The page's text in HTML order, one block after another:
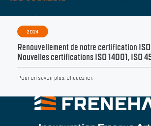
2024
Renouvellement de notre certification
Nouvelles certifications ISO 14001, ISO
Pour en savoir plus, cliquez ici.